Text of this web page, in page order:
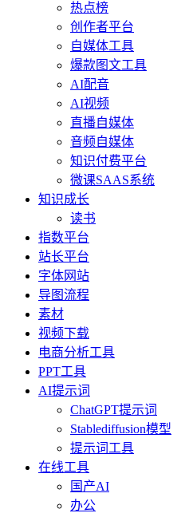
热点榜
创作者平台
自媒体工具
爆款图文工具
AI配音
AI视频
直播自媒体
音频自媒体
知识付费平台
微课SAAS系统
知识成长
读书
指数平台
站长平台
字体网站
导图流程
素材
视频下载
电商分析工具
PPT工具
AI提示词
ChatGPT提示词
Stablediffusion模型
提示词工具
在线工具
国产AI
办公